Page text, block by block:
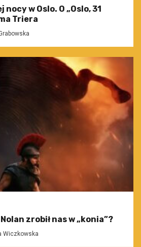
w Oslo. O „Oslo, 31
Triera
zrobił nas w „konia”?
Wiczkowska